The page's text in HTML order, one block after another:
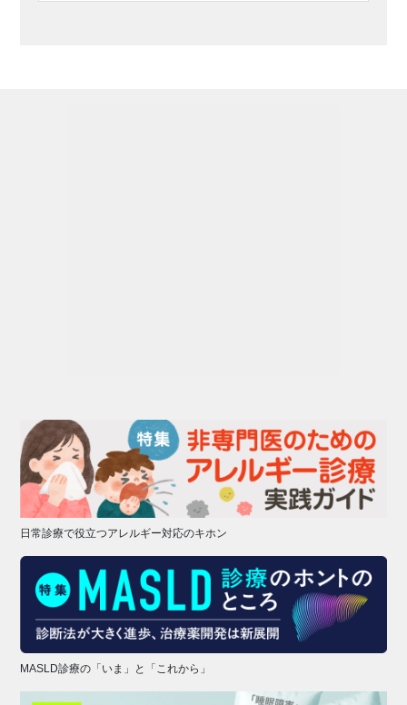
日常診療で役立つアレルギー対応のキホン
MASLD診療の「いま」と「これから」